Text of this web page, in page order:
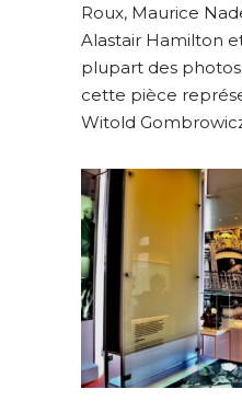
Roux, Maurice
Alastair Hamilton
plupart des
cette pièce
Witold